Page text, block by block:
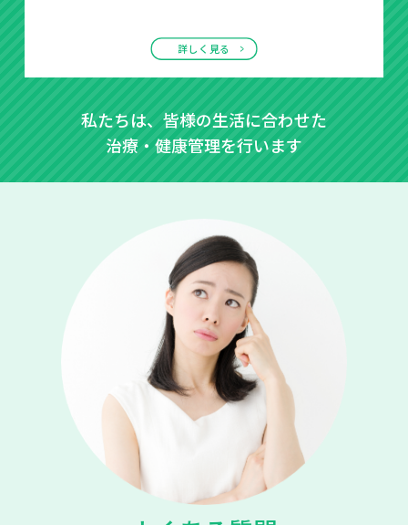
詳しく見る
私たちは、皆様の生活に合わせた
治療・健康管理を行います